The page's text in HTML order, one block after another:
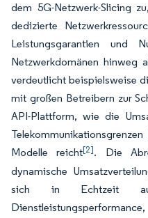
dem 5G-Netzwerk-Slicing
dedizierte
Leistungsgarantien und
Netzwerkdomänen hinweg
verdeutlicht beispielsweise
mit großen Betreibern zur
API-Plattform, wie die
Modelle reicht[2]. Die
dynamische
sich in Echtzeit